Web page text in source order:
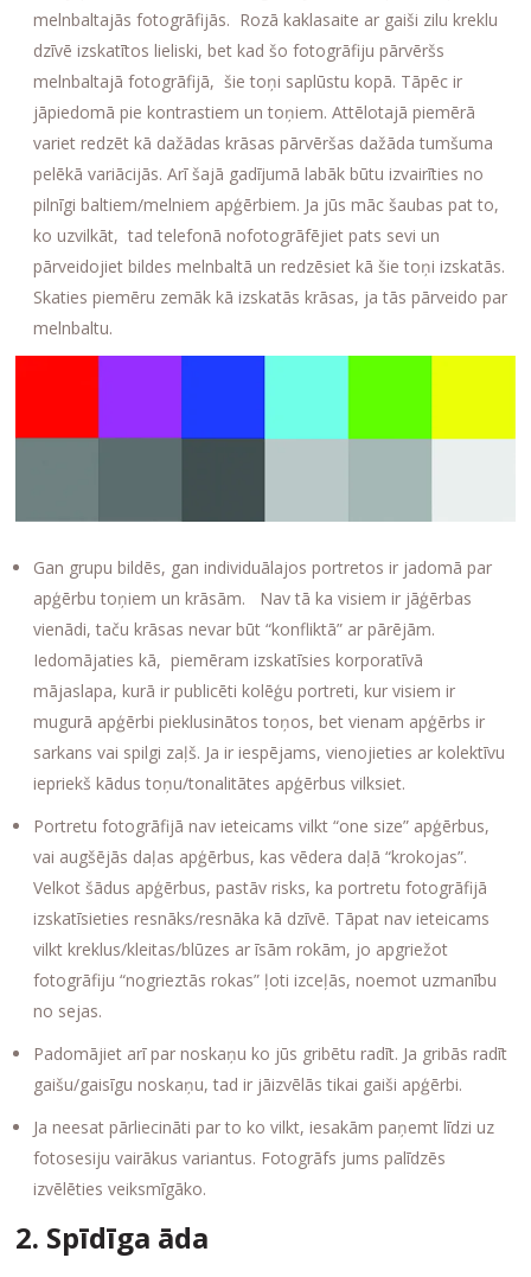
melnbaltajās fotogrāfijās. Rozā kaklasaite ar gaiši zilu kreklu
dzīvē izskatītos lieliski, bet kad šo fotogrāfiju pārvēršs
melnbaltajā fotogrāfijā, šie toņi saplūstu kopā. Tāpēc ir
jāpiedomā pie kontrastiem un toņiem. Attēlotajā piemērā
variet redzēt kā dažādas krāsas pārvēršas dažāda tumšuma
pelēkā variācijās. Arī šajā gadījumā labāk būtu izvairīties no
pilnīgi baltiem/melniem apģērbiem. Ja jūs māc šaubas pat to,
ko uzvilkāt, tad telefonā nofotogrāfējiet pats sevi un
pārveidojiet bildes melnbaltā un redzēsiet kā šie toņi izskatās.
Skaties piemēru zemāk kā izskatās krāsas, ja tās pārveido par
melnbaltu.
Gan grupu bildēs, gan individuālajos portretos ir jadomā par
apģērbu toņiem un krāsām. Nav tā ka visiem ir jāģērbas
vienādi, taču krāsas nevar būt “konfliktā” ar pārējām.
Iedomājaties kā, piemēram izskatīsies korporatīvā
mājaslapa, kurā ir publicēti kolēģu portreti, kur visiem ir
mugurā apģērbi pieklusinātos toņos, bet vienam apģērbs ir
sarkans vai spilgi zaļš. Ja ir iespējams, vienojieties ar kolektīvu
iepriekš kādus toņu/tonalitātes apģērbus vilksiet.
Portretu fotogrāfijā nav ieteicams vilkt “one size” apģērbus,
vai augšējās daļas apģērbus, kas vēdera daļā “krokojas”.
Velkot šādus apģērbus, pastāv risks, ka portretu fotogrāfijā
izskatīsieties resnāks/resnāka kā dzīvē. Tāpat nav ieteicams
vilkt kreklus/kleitas/blūzes ar īsām rokām, jo apgriežot
fotogrāfiju “nogrieztās rokas” ļoti izceļās, noemot uzmanību
no sejas.
Padomājiet arī par noskaņu ko jūs gribētu radīt. Ja gribās radīt
gaišu/gaisīgu noskaņu, tad ir jāizvēlās tikai gaiši apģērbi.
Ja neesat pārliecināti par to ko vilkt, iesakām paņemt līdzi uz
fotosesiju vairākus variantus. Fotogrāfs jums palīdzēs
izvēlēties veiksmīgāko.
2. Spīdīga āda